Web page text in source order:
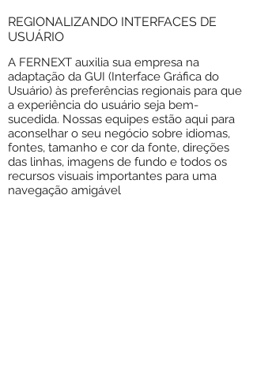
REGIONALIZANDO INTERFACES DE
USUÁRIO
A FERNEXT auxilia sua empresa na
adaptação da GUI (Interface Gráfica do
Usuário) às preferências regionais para que
a experiência do usuário seja bem-
sucedida. Nossas equipes estão aqui para
aconselhar o seu negócio sobre idiomas,
fontes, tamanho e cor da fonte, direções
das linhas, imagens de fundo e todos os
recursos visuais ​importantes para uma
navegação amigável